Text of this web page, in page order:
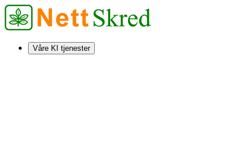
Våre KI tjenester